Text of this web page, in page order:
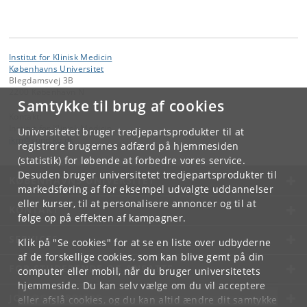
Samtykke til brug af cookies
Universitetet bruger tredjepartsprodukter til at
registrere brugernes adfærd på hjemmesiden
(statistik) for løbende at forbedre vores service.
Desuden bruger universitetet tredjepartsprodukter til
markedsføring af for eksempel udvalgte uddannelser
eller kurser, til at personalisere annoncer og til at
følge op på effekten af kampagner.
Klik på "Se cookies" for at se en liste over udbyderne
af de forskellige cookies, som kan blive gemt på din
computer eller mobil, når du bruger universitetets
hjemmeside. Du kan selv vælge om du vil acceptere
eller afslå cookies, og du kan altid ændre dit samtykke
Institut for Klinisk Medicin
Københavns Universitet
Blegdamsvej 3B
Institut for Klinisk Medicin
KØBENHAVNS UNIVERSITET
KONTAKT
SERVICES
FOR STUDERENDE OG ANSATTE
JOB OG KARRIERE